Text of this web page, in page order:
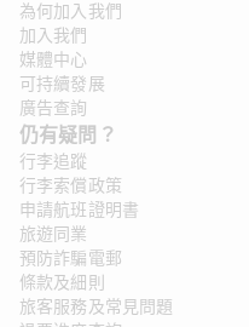
為何加入我們
加入我們
媒體中心
可持續發展
廣告查詢
仍有疑問？
行李追蹤
行李索償政策
申請航班證明書
旅遊同業
預防詐騙電郵
條款及細則
旅客服務及常見問題